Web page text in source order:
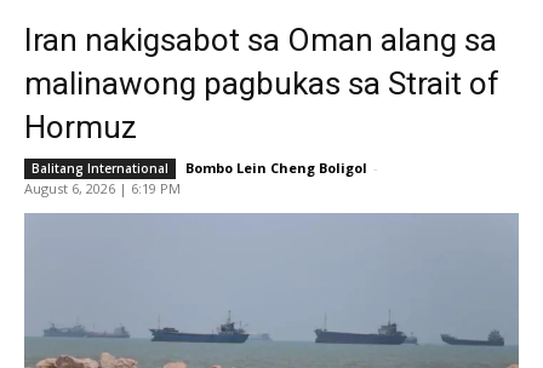
Iran nakigsabot sa Oman alang sa
malinawong pagbukas sa Strait of
Hormuz
Balitang International Bombo Lein Cheng Boligol -
August 6, 2026 | 6:19 PM